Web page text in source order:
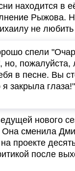
находится в
Рыжова.
не
спели
но,
в песне. Вы
я закрыла
нового
Она сменила
проекте
после